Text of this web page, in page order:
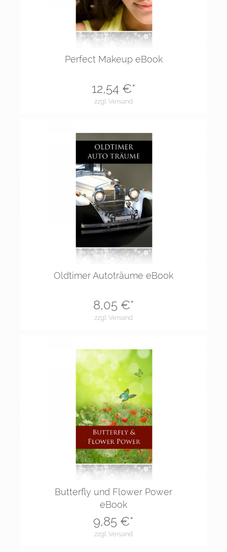
Perfect Makeup eBook
zzgl. Versand
12,54 €*
Oldtimer Autoträume eBook
zzgl. Versand
8,05 €*
Butterfly und Flower Power
eBook
zzgl. Versand
9,85 €*